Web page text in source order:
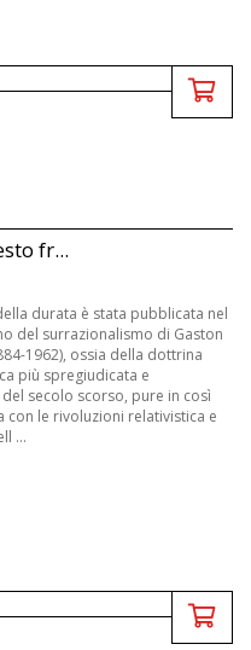
fr...
durata è stata pubblicata nel
del surrazionalismo di Gaston
1962), ossia della dottrina
più spregiudicata e
secolo scorso, pure in così
con le rivoluzioni relativistica e
...